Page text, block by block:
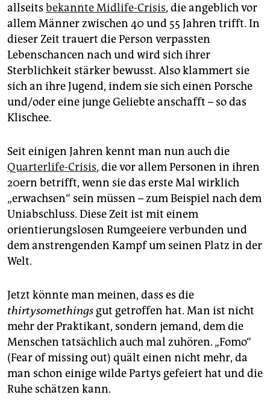
allseits bekannte Midlife-Crisis, die angeblich vor
allem Männer zwischen 40 und 55 Jahren trifft. In
dieser Zeit trauert die Person verpassten
Lebenschancen nach und wird sich ihrer
Sterblichkeit stärker bewusst. Also klammert sie
sich an ihre Jugend, indem sie sich einen Porsche
und/oder eine junge Geliebte anschafft – so das
Klischee.
Seit einigen Jahren kennt man nun auch die
Quarterlife-Crisis, die vor allem Personen in ihren
20ern betrifft, wenn sie das erste Mal wirklich
„erwachsen“ sein müssen – zum Beispiel nach dem
Uniabschluss. Diese Zeit ist mit einem
orientierungslosen Rumgeeiere verbunden und
dem anstrengenden Kampf um seinen Platz in der
Welt.
Jetzt könnte man meinen, dass es die
thirtysomethings gut getroffen hat. Man ist nicht
mehr der Praktikant, sondern jemand, dem die
Menschen tatsächlich auch mal zuhören. „Fomo“
(Fear of missing out) quält einen nicht mehr, da
man schon einige wilde Partys gefeiert hat und die
Ruhe schätzen kann.